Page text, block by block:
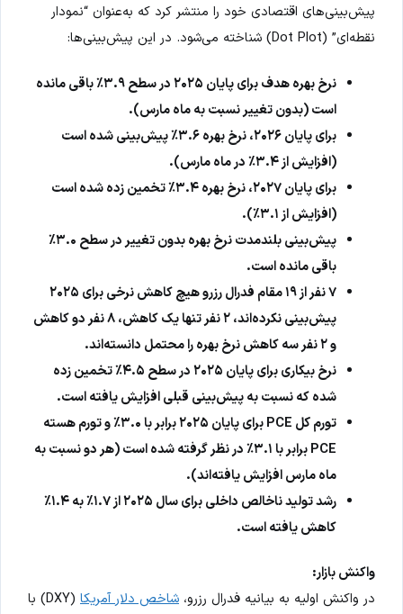
پیش‌بینی‌های اقتصادی خود را منتشر کرد که به‌عنوان “نمودار
نقطه‌ای” (Dot Plot) شناخته می‌شود. در این پیش‌بینی‌ها:
نرخ بهره هدف برای پایان ۲۰۲۵ در سطح ۳.۹٪ باقی مانده
است (بدون تغییر نسبت به ماه مارس).
برای پایان ۲۰۲۶، نرخ بهره ۳.۶٪ پیش‌بینی شده است
(افزایش از ۳.۴٪ در ماه مارس).
برای پایان ۲۰۲۷، نرخ بهره ۳.۴٪ تخمین زده شده است
(افزایش از ۳.۱٪).
پیش‌بینی بلندمدت نرخ بهره بدون تغییر در سطح ۳.۰٪
باقی مانده است.
۷ نفر از ۱۹ مقام فدرال رزرو هیچ کاهش نرخی برای ۲۰۲۵
پیش‌بینی نکرده‌اند، ۲ نفر تنها یک کاهش، ۸ نفر دو کاهش
و ۲ نفر سه کاهش نرخ بهره را محتمل دانسته‌اند.
نرخ بیکاری برای پایان ۲۰۲۵ در سطح ۴.۵٪ تخمین زده
شده که نسبت به پیش‌بینی قبلی افزایش یافته است.
تورم کل PCE برای پایان ۲۰۲۵ برابر با ۳.۰٪ و تورم هسته
PCE برابر با ۳.۱٪ در نظر گرفته شده است (هر دو نسبت به
ماه مارس افزایش یافته‌اند).
رشد تولید ناخالص داخلی برای سال ۲۰۲۵ از ۱.۷٪ به ۱.۴٪
کاهش یافته است.
واکنش بازار:
در واکنش اولیه به بیانیه فدرال رزرو، شاخص دلار آمریکا
(DXY) با